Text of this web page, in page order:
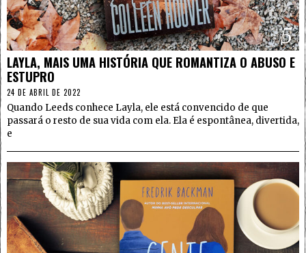
5
LAYLA, MAIS UMA HISTÓRIA QUE ROMANTIZA O ABUSO E
ESTUPRO
24 DE ABRIL DE 2022
Quando Leeds conhece Layla, ele está convencido de que
passará o resto de sua vida com ela. Ela é espontânea, divertida,
e